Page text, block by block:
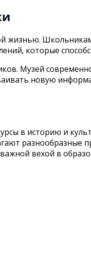
жизнью.
которые
Музей
новую
в историю и
разнообразные
вехой в